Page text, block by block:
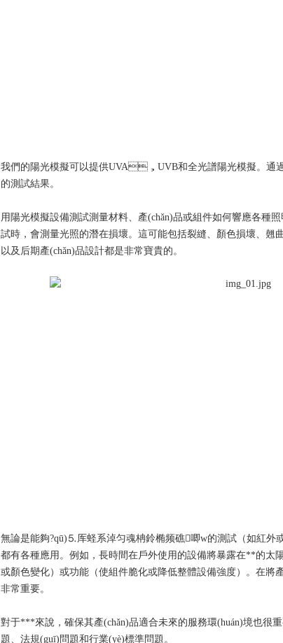
我們的陽光模擬可以提供UVA，UVB和全光譜陽光模擬。通
的測試結果。
用陽光模擬設備測試測量材料、產(chǎn)品或組件如何響應各種照
試時，會測量光照的潛在損壞。這可能包括裂縫、顏色損壞、
以及后期產(chǎn)品設計都是非常寶貴的。
無論是能夠?qū)⒌厍蛏系淖匀魂柟鈴椭频礁唧w的測試（如紅外或
都有各種應用。例如，長時間在戶外使用的設備將暴露在**的太陽
或顏色變化）或功能（使組件脆化或降低整體設備強度）。在
非常重要。
對于***來說，確保其產(chǎn)品適合未來的服務環(huán)境也很重
題、法規(guī)問題和行業(yè)標準問題。